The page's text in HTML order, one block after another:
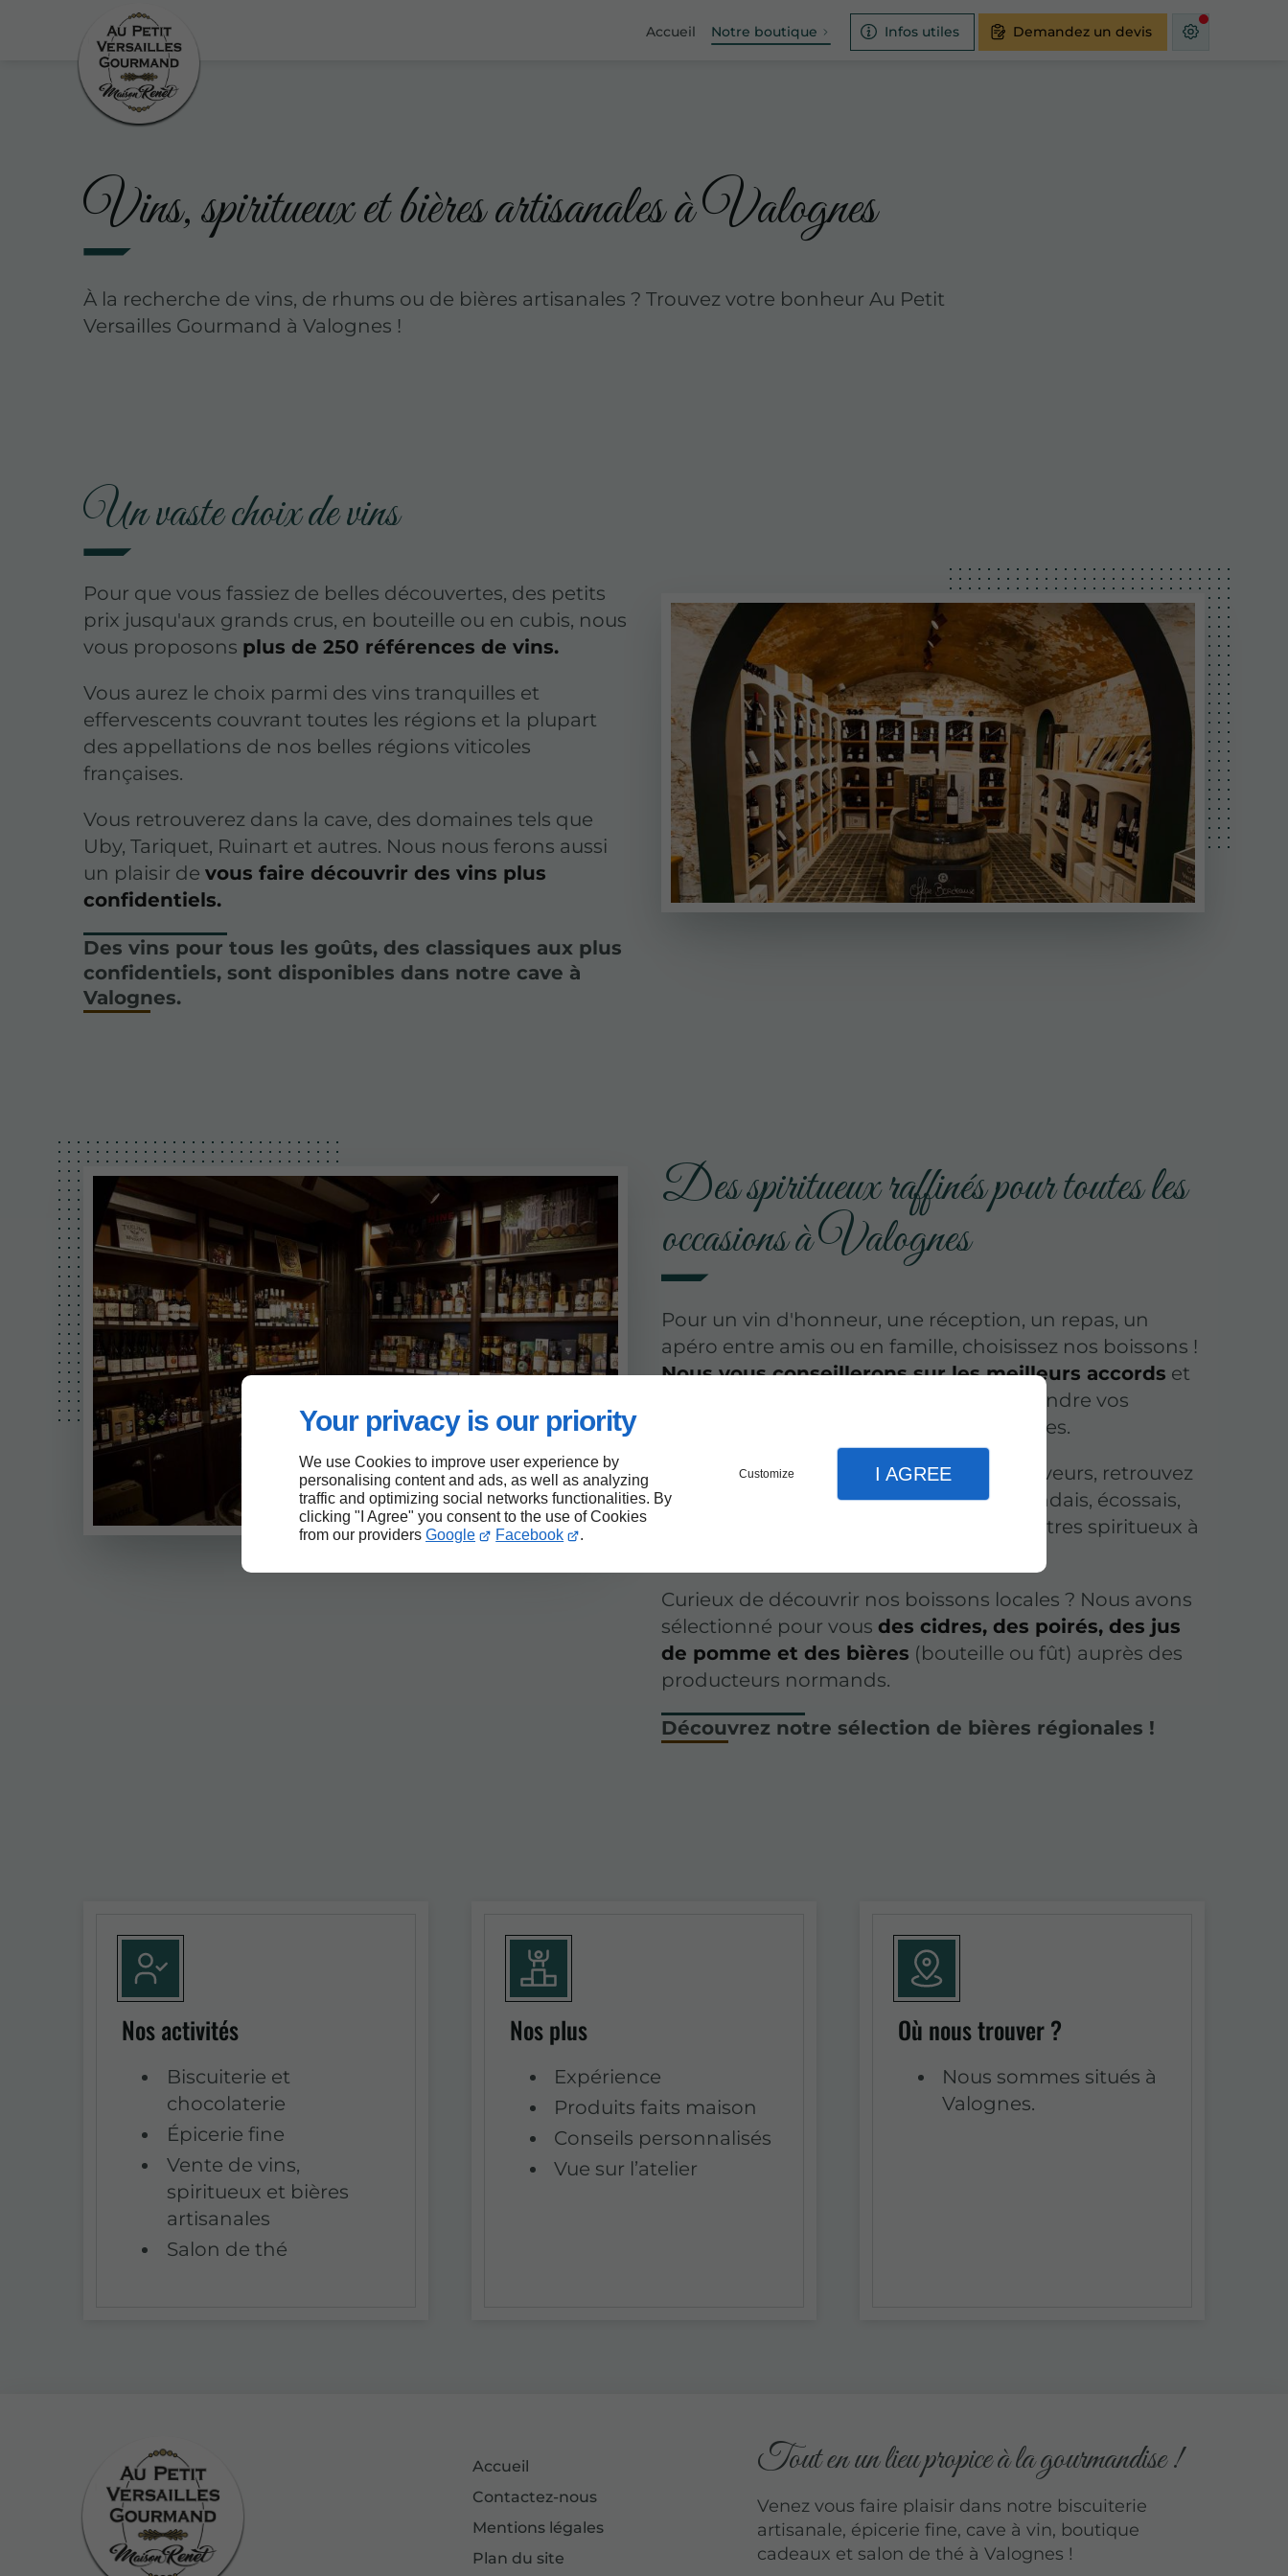
Your privacy is our priority
We use Cookies to improve user experience by
personalising content and ads, as well as analyzing
traffic and optimizing social networks functionalities. By
clicking "I Agree" you consent to the use of Cookies
from our providers Google Facebook .
Customize I AGREE
Accueil Notre boutique Infos utiles Demandez un devis
Vins, spiritueux et bières artisanales à Valognes
À la recherche de vins, de rhums ou de bières artisanales ? Trouvez votre bonheur Au Petit
Versailles Gourmand à Valognes !
Un vaste choix de vins
Pour que vous fassiez de belles découvertes, des petits
prix jusqu'aux grands crus, en bouteille ou en cubis, nous
vous proposons plus de 250 références de vins.
Vous aurez le choix parmi des vins tranquilles et
effervescents couvrant toutes les régions et la plupart
des appellations de nos belles régions viticoles
françaises.
Vous retrouverez dans la cave, des domaines tels que
Uby, Tariquet, Ruinart et autres. Nous nous ferons aussi
un plaisir devous faire découvrir des vins plus
confidentiels.
Des vins pour tous les goûts, des classiques aux plus
confidentiels, sont disponibles dans notre cave à
Valognes.
Des spiritueux raffinés pour toutes les
occasions à Valognes
Pour un vin d'honneur, une réception, un repas, un
apéro entre amis ou en famille, choisissez nos boissons !
Nous vous conseillerons sur les meilleurs accords et
pour les quantités nécessaires afin de rendre vos
moments aussi conviviaux qu'inoubliables.
Amateur ou explorateur de nouvelles saveurs, retrouvez
notre gamme de whiskies (français, irlandais, écossais,
japonais...), rhums, Calvados et bien d'autres spiritueux à
Curieux de découvrir nos boissons locales ? Nous avons
sélectionné pour vous des cidres, des poirés, des jus
de pomme et des bières (bouteille ou fût) auprès des
producteurs normands.
Découvrez notre sélection de bières régionales !
Nos activités
Biscuiterie et
chocolaterie
Épicerie fine
Vente de vins,
spiritueux et bières
artisanales
Salon de thé
Nos plus
Expérience
Produits faits maison
Conseils personnalisés
Vue sur l’atelier
Où nous trouver ?
Nous sommes situés à
Valognes.
Accueil
Contactez-nous
Mentions légales
Plan du site
Tout en un lieu propice à la gourmandise !
Venez vous faire plaisir dans notre biscuiterie
artisanale, épicerie fine, cave à vin, boutique
cadeaux et salon de thé à Valognes !